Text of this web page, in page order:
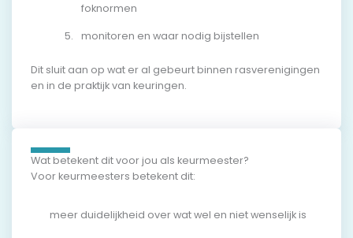
foknormen
monitoren en waar nodig bijstellen
Dit sluit aan op wat er al gebeurt binnen rasverenigingen
en in de praktijk van keuringen.
Wat betekent dit voor jou als keurmeester?
Voor keurmeesters betekent dit:
meer duidelijkheid over wat wel en niet wenselijk is